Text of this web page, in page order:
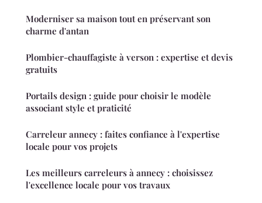
Moderniser sa maison tout en préservant son
charme d'antan
Plombier-chauffagiste à verson : expertise et devis
gratuits
Portails design : guide pour choisir le modèle
associant style et praticité
Carreleur annecy : faites confiance à l'expertise
locale pour vos projets
Les meilleurs carreleurs à annecy : choisissez
l'excellence locale pour vos travaux